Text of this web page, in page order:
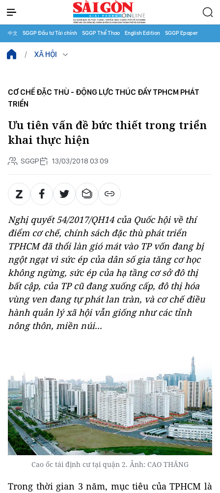
中文 SGGP Đầu tư Tài chính SGGP Thể Thao English Edition SGGP Epaper
XÃ HỘI
CƠ CHẾ ĐẶC THÙ - ĐỘNG LỰC THÚC ĐẨY TPHCM PHÁT
TRIỂN
Ưu tiên vấn đề bức thiết trong triển
khai thực hiện
SGGP 13/03/2018 03:09
Nghị quyết 54/2017/QH14 của Quốc hội về thí
điểm cơ chế, chính sách đặc thù phát triển
TPHCM đã thổi làn gió mát vào TP vốn đang bị
ngột ngạt vì sức ép của dân số gia tăng cơ học
không ngừng, sức ép của hạ tầng cơ sở đô thị
bất cập, của TP cũ đang xuống cấp, đô thị hóa
vùng ven đang tự phát lan tràn, và cơ chế điều
hành quản lý xã hội vẫn giống như các tỉnh
nông thôn, miền núi...
Cao ốc tái định cư tại quận 2. Ảnh: CAO THĂNG
Trong thời gian 3 năm, mục tiêu của TPHCM là